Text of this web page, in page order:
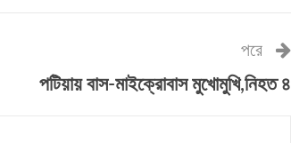
পরে
পটিয়ায় বাস-মাইক্রোবাস মুখোমুখি,নিহত ৪